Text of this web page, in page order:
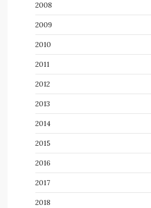
2008
2009
2010
2011
2012
2013
2014
2015
2016
2017
2018